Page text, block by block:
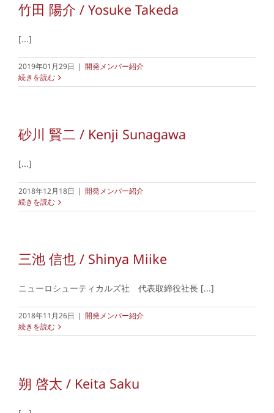
竹田 陽介 / Yosuke Takeda
[...]
2019年01月29日 | 開発メンバー紹介
続きを読む
砂川 賢二 / Kenji Sunagawa
[...]
2018年12月18日 | 開発メンバー紹介
続きを読む
三池 信也 / Shinya Miike
ニューロシューティカルズ社 代表取締役社長 [...]
2018年11月26日 | 開発メンバー紹介
続きを読む
朔 啓太 / Keita Saku